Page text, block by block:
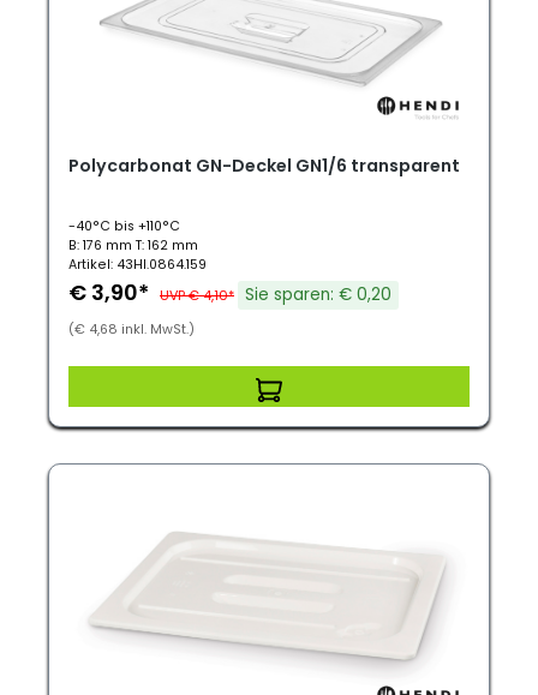
Polycarbonat GN-Deckel GN1/6 transparent
-40°C bis +110°C
B: 176 mm T: 162 mm
Artikel: 43HI.0864.159
€ 3,90* UVP € 4,10* Sie sparen: € 0,20
(€ 4,68 inkl. MwSt.)